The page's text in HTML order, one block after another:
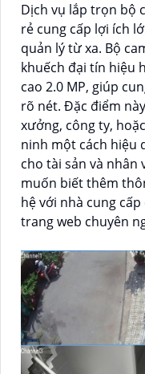
Dịch vụ lắp trọn bộ
rẻ cung cấp lợi ích
quản lý từ xa. Bộ
khuếch đại tín hiệu
cao 2.0 MP, giúp
rõ nét. Đặc điểm
xưởng, công ty,
ninh một cách hiệu
cho tài sản và nhân
muốn biết thêm
hệ với nhà cung
trang web chuyên